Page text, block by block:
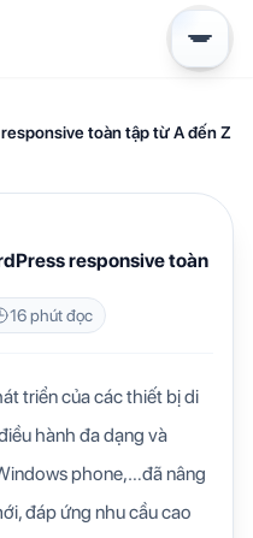
toàn tập từ A đến Z
responsive toàn
16 phút đọc
triển của các thiết bị di
hành đa dạng và
phone,…đã nâng
đáp ứng nhu cầu cao